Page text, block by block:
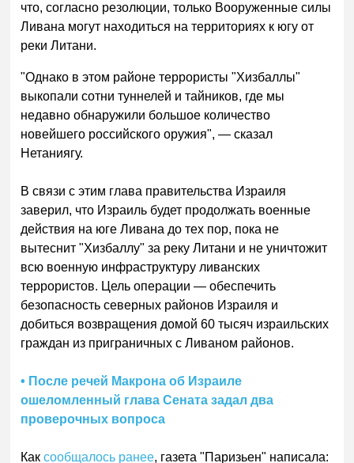
что, согласно резолюции, только Вооруженные силы
Ливана могут находиться на территориях к югу от
реки Литани.
"Однако в этом районе террористы "Хизбаллы"
выкопали сотни туннелей и тайников, где мы
недавно обнаружили большое количество
новейшего российского оружия", — сказал
Нетаниягу.
В связи с этим глава правительства Израиля
заверил, что Израиль будет продолжать военные
действия на юге Ливана до тех пор, пока не
вытеснит "Хизбаллу" за реку Литани и не уничтожит
всю военную инфраструктуру ливанских
террористов. Цель операции — обеспечить
безопасность северных районов Израиля и
добиться возвращения домой 60 тысяч израильских
граждан из приграничных с Ливаном районов.
• После речей Макрона об Израиле
ошеломленный глава Сената задал два
проверочных вопроса
Каксообщалось ранее, газета "Паризьен" написала: